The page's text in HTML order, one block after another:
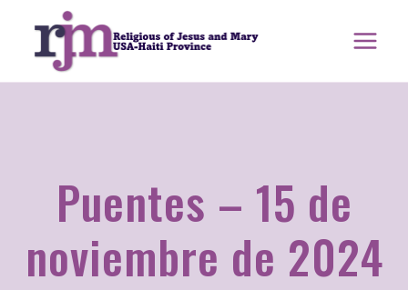
contenido
Puentes – 15 de
noviembre de 2024